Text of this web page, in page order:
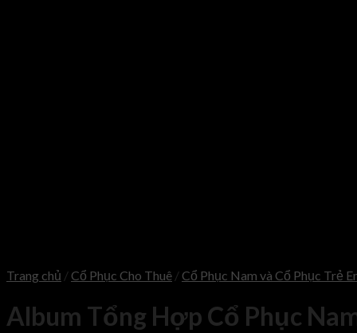
Trang chủ / Cổ Phục Cho Thuê / Cổ Phục Nam và Cổ Phục Trẻ
Album Tổng Hợp Cổ Phục